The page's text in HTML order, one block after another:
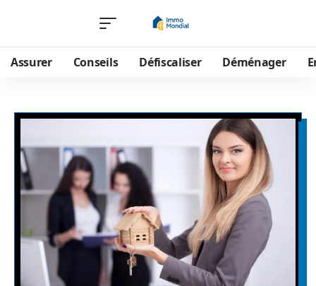
Assurer Conseils Défiscaliser Déménager